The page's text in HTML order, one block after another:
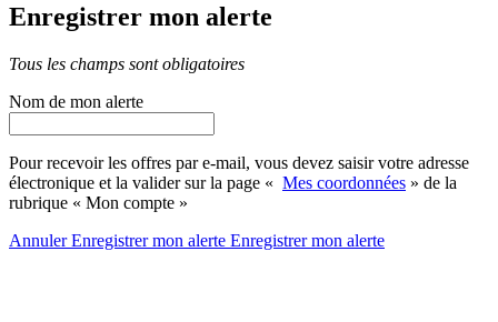
Enregistrer mon alerte
Tous les champs sont obligatoires
Nom de mon alerte
Pour recevoir les offres par e-mail, vous devez saisir votre adresse
électronique et la valider sur la page « Mes coordonnées » de la
rubrique « Mon compte »
AnnulerEnregistrer mon alerte Enregistrermon alerte